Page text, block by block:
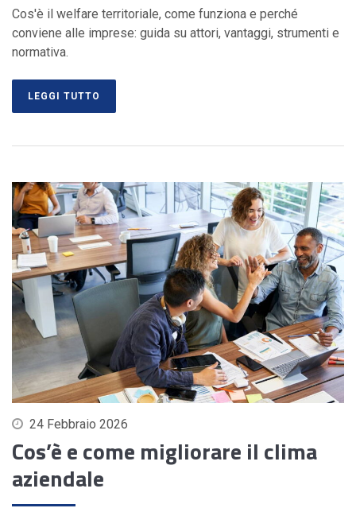
Cos'è il welfare territoriale, come funziona e perché
conviene alle imprese: guida su attori, vantaggi, strumenti e
normativa.
LEGGI TUTTO
24 Febbraio 2026
Cos’è e come migliorare il clima
aziendale